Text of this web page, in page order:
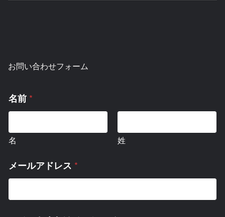
お問い合わせフォーム
名前 *
名 姓
メールアドレス *